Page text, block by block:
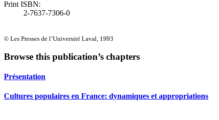
Print ISBN:
2-7637-7306-0
© Les Presses de l’Université Laval, 1993
Browse this publication’s chapters
Présentation
Cultures populaires en France: dynamiques et appropriations